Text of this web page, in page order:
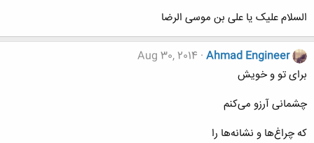
السلام علیک یا علی بن موسی الرضا
Ahmad Engineer
Aug 30, 2014
برای تو و خويش
چشمانی آرزو می‌کنم
که چراغ‌ها و نشانه‌ها را